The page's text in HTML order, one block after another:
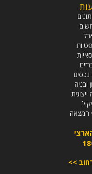
נכסים
ובניה
המצאה
>>